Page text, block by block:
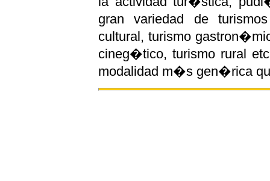
gran variedad de
cultural, turismo
cineg�tico, turismo rural
modalidad m�s gen�rica